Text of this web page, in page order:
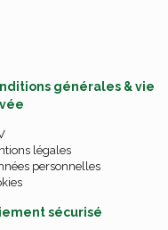
générales & vie
légales
personnelles
sécurisé